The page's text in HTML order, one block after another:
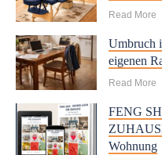
Read More
Umbruch
eigenen
Read More
FENG
Wohnung